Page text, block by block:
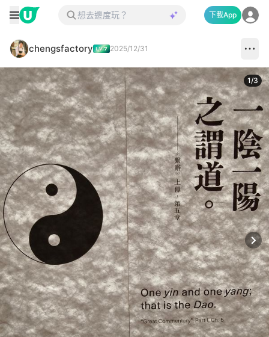
下載App
chengsfactory 2025/12/31
1/3